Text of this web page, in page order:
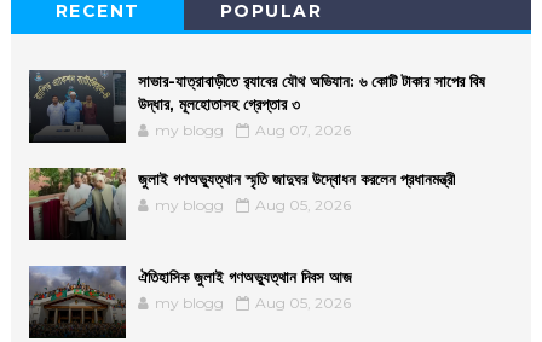
RECENT POPULAR
সাভার-যাত্রাবাড়ীতে র‌্যাবের যৌথ অভিযান: ৬ কোটি টাকার সাপের বিষ
উদ্ধার, মূলহোতাসহ গ্রেপ্তার ৩
my blogg Aug 07, 2026
জুলাই গণঅভ্যুত্থান স্মৃতি জাদুঘর উদ্বোধন করলেন প্রধানমন্ত্রী
my blogg Aug 05, 2026
ঐতিহাসিক জুলাই গণঅভ্যুত্থান দিবস আজ
my blogg Aug 05, 2026